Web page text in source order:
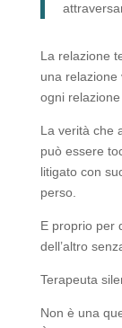
La relazione
una
ogni
La verità che
può essere
litigato con
perso.
E proprio per
dell’altro
Terapeuta
Non è una